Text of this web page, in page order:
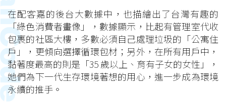
在配客嘉的後台大數據中，也描繪出了台灣有趣的
「綠色消費者畫像」，數據顯示，比起有管理室代收
包裹的社區大樓，多數必須自己處理垃圾的「公寓住
戶」，更傾向選擇循環包材；另外，在所有用戶中，
黏著度最高的則是「35 歲以上、育有子女的女性」，
她們為下一代生存環境著想的用心，進一步成為環境
永續的推手。